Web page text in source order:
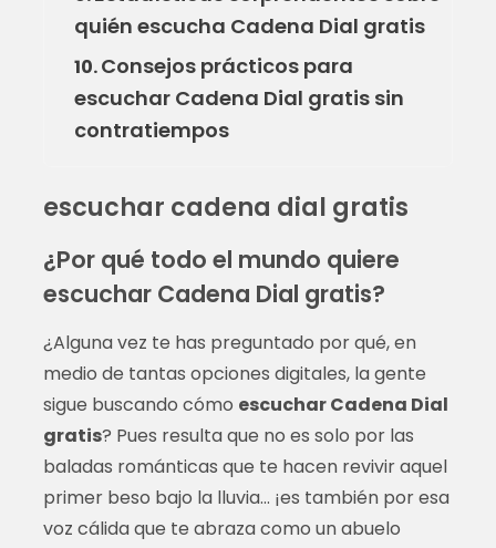
quién escucha Cadena Dial gratis
10.Consejos prácticos para
escuchar Cadena Dial gratis sin
contratiempos
escuchar cadena dial gratis
¿Por qué todo el mundo quiere
escuchar Cadena Dial gratis?
¿Alguna vez te has preguntado por qué, en
medio de tantas opciones digitales, la gente
sigue buscando cómo escuchar Cadena Dial
gratis? Pues resulta que no es solo por las
baladas románticas que te hacen revivir aquel
primer beso bajo la lluvia… ¡es también por esa
voz cálida que te abraza como un abuelo